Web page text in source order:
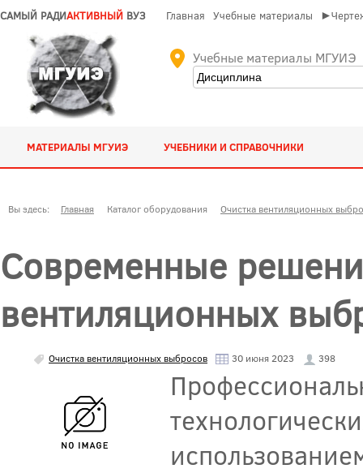
САМЫЙ РАДИАКТИВНЫЙ ВУЗ Главная Учебные материалы
Учебные материалы МГУИЭ
МАТЕРИАЛЫ МГУИЭ УЧЕБНИКИ И СПРАВОЧНИКИ
Вы здесь: Главная Каталог оборудования Очистка вентиляционных
Современные
вентиляционных
Очистка вентиляционных выбросов 30 июня 2023 398